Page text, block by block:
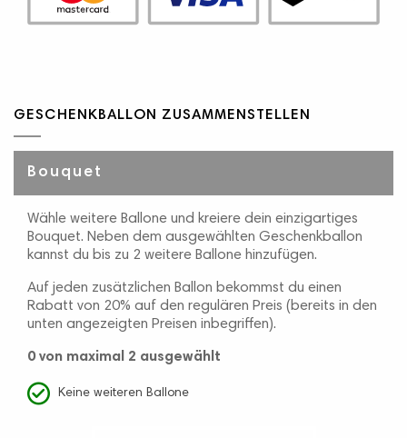
GESCHENKBALLON ZUSAMMENSTELLEN
Bouquet
Wähle weitere Ballone und kreiere dein einzigartiges
Bouquet. Neben dem ausgewählten Geschenkballon
kannst du bis zu 2 weitere Ballone hinzufügen.
Auf jeden zusätzlichen Ballon bekommst du einen
Rabatt von 20% auf den regulären Preis (bereits in den
unten angezeigten Preisen inbegriffen).
0von maximal 2 ausgewählt
Keine weiteren Ballone